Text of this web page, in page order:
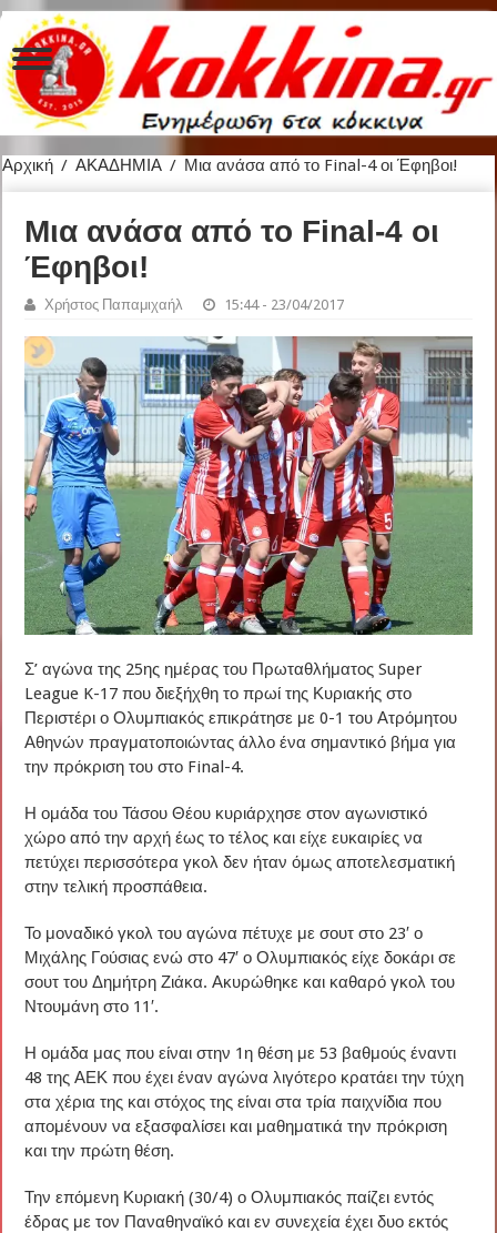
Αρχική / ΑΚΑΔΗΜΙΑ / Μια ανάσα από το Final-4 οι Έφηβοι!
Μια ανάσα από το Final-4 οι
Έφηβοι!
Χρήστος Παπαμιχαήλ 15:44 - 23/04/2017
Σ’ αγώνα της 25ης ημέρας του Πρωταθλήματος Super
League K-17 που διεξήχθη το πρωί της Κυριακής στο
Περιστέρι ο Ολυμπιακός επικράτησε με 0-1 του Ατρόμητου
Αθηνών πραγματοποιώντας άλλο ένα σημαντικό βήμα για
την πρόκριση του στο Final-4.
Η ομάδα του Τάσου Θέου κυριάρχησε στον αγωνιστικό
χώρο από την αρχή έως το τέλος και είχε ευκαιρίες να
πετύχει περισσότερα γκολ δεν ήταν όμως αποτελεσματική
στην τελική προσπάθεια.
Το μοναδικό γκολ του αγώνα πέτυχε με σουτ στο 23′ ο
Μιχάλης Γούσιας ενώ στο 47′ ο Ολυμπιακός είχε δοκάρι σε
σουτ του Δημήτρη Ζιάκα. Ακυρώθηκε και καθαρό γκολ του
Ντουμάνη στο 11′.
Η ομάδα μας που είναι στην 1η θέση με 53 βαθμούς έναντι
48 της ΑΕΚ που έχει έναν αγώνα λιγότερο κρατάει την τύχη
στα χέρια της και στόχος της είναι στα τρία παιχνίδια που
απομένουν να εξασφαλίσει και μαθηματικά την πρόκριση
και την πρώτη θέση.
Την επόμενη Κυριακή (30/4) ο Ολυμπιακός παίζει εντός
έδρας με τον Παναθηναϊκό και εν συνεχεία έχει δυο εκτός